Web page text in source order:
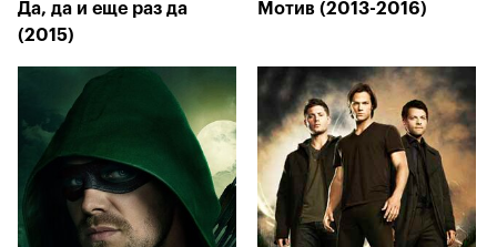
Да, да и еще раз да
(2015)
Мотив (2013-2016)